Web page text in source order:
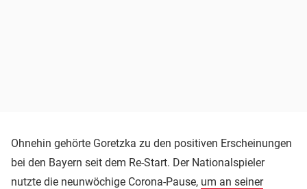
Ohnehin gehörte Goretzka zu den positiven Erscheinungen
bei den Bayern seit dem Re-Start. Der Nationalspieler
nutzte die neunwöchige Corona-Pause, um an seiner